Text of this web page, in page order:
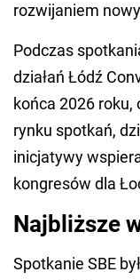
rozwijaniem
Podczas
działań Łódź
końca 2026
rynku spotkań,
inicjatywy
kongresów dla
Najbliższe
Spotkanie SBE